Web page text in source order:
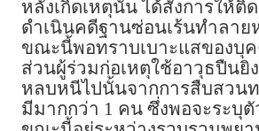
หลังเกิดเหตุนั้น ได้สั่งการให้ติ
ดำเนินคดีฐานซ่อนเร้นทำลาย
ขณะนี้พอทราบเบาะแสของบุ
ส่วนผู้ร่วมก่อเหตุใช้อาวุธปืนยิ
หลบหนีไปนั้นจากการสืบสวน
มีมากกว่า 1 คน ซึ่งพอจะระบุ